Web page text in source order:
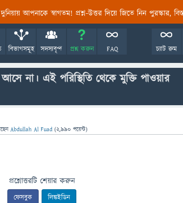
দুনিয়ায় আপনাকে স্বাগতম! প্রশ্ন-উত্তর দিয়ে জিতে নিন পুরস্কার,
বিভাগসমূহ সদস্যবৃন্দ প্রশ্ন করুন FAQ চ্যাট রুম
না। এই পরিস্থিতি থেকে মুক্তি পাওয়ার
Abdullah Al Fuad (2,990 পয়েন্ট)
প্রশ্নোত্তরটি শেয়ার করুন
ফেসবুক লিঙ্কইডিন